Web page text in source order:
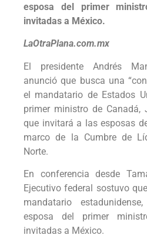
esposa del primer
invitadas a México.
LaOtraPlana.com.mx
El presidente Andrés
anunció que busca una
el mandatario de Estados
primer ministro de Canadá,
que invitará a las esposas
marco de la Cumbre de
Norte.
En conferencia desde
Ejecutivo federal sostuvo
mandatario
esposa del primer
invitadas a México.